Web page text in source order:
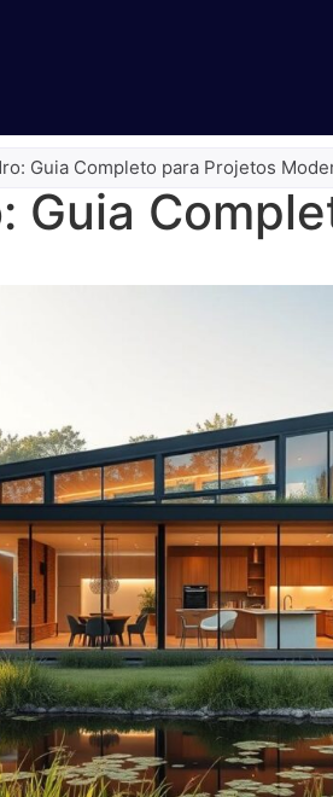
Guia Completo para Projetos
Guia